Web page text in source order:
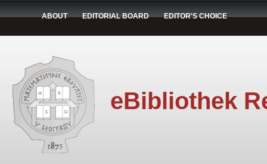
ABOUT EDITORIAL BOARD EDITOR'S CHOICE
eBibliothek